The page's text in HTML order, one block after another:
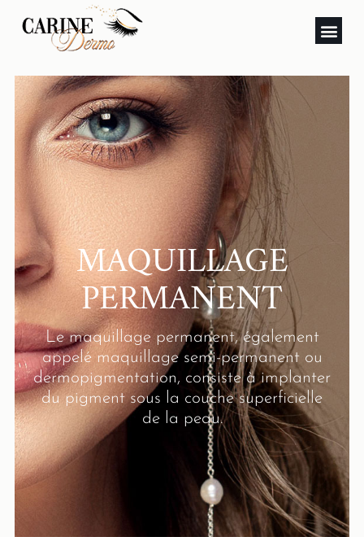
MAQUILLAGE
PERMANENT
Le maquillage permanent, également
appelé maquillage semi-permanent ou
dermopigmentation, consiste à implanter
du pigment sous la couche superficielle
de la peau.